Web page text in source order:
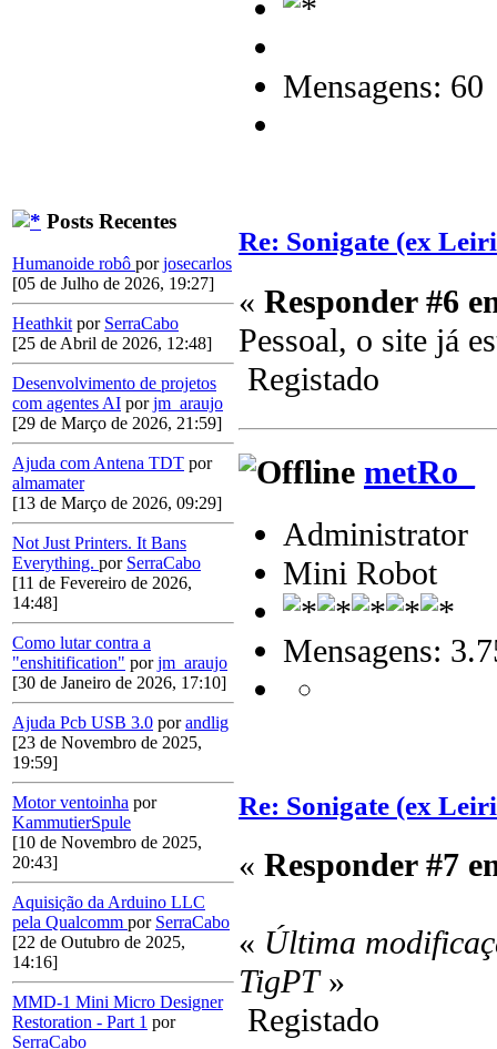
Posts Recentes
Humanoide robô porjosecarlos
[05 de Julho de 2026, 19:27]
Heathkit por SerraCabo
[25 de Abril de 2026, 12:48]
Desenvolvimento de projetos
com agentes AI porjm_araujo
[29 de Março de 2026, 21:59]
Ajuda com Antena TDT por
almamater
[13 de Março de 2026, 09:29]
Not Just Printers. It Bans
Everything. por SerraCabo
[11 de Fevereiro de 2026,
14:48]
Como lutar contra a
"enshitification" porjm_araujo
[30 de Janeiro de 2026, 17:10]
Ajuda Pcb USB 3.0 porandlig
[23 de Novembro de 2025,
19:59]
Motor ventoinha por
KammutierSpule
[10 de Novembro de 2025,
20:43]
Aquisição da Arduino LLC
pela Qualcomm por SerraCabo
[22 de Outubro de 2025,
14:16]
MMD-1 Mini Micro Designer
Restoration - Part 1 por
SerraCabo
Mensagens: 60
Re: Sonigate (ex
« Responder #6
Pessoal, o site já
Registado
metRo_
Administrator
Mini Robot
Mensagens:
Re: Sonigate (ex
« Responder #7
« Última
TigPT»
Registado